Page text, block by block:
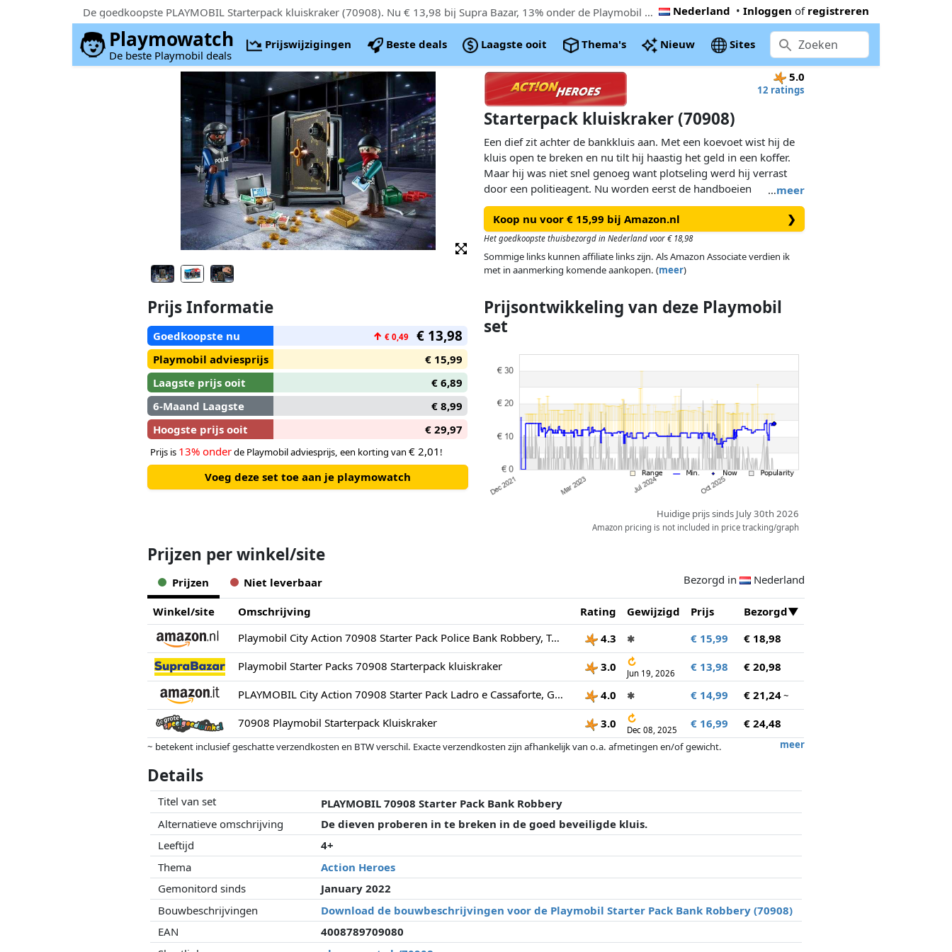
De goedkoopste PLAYMOBIL Starterpack kluiskraker (70908). Nu € 13,98 bij Supra Bazar, 13% onder de Playmobil adviesprijs Nederland • Inloggen of registreren
Playmowatch
De beste Playmobil deals
Prijswijzigingen Beste deals Laagste ooit Thema's Nieuw Sites
5.0
12 ratings
Starterpack kluiskraker (70908)
…meer
Een dief zit achter de bankkluis aan. Met een koevoet wist hij de
kluis open te breken en nu tilt hij haastig het geld in een koffer.
Maar hij was niet snel genoeg want plotseling werd hij verrast
door een politieagent. Nu worden eerst de handboeien
omgedaan en dan is het op naar het politiebureau. PLAYMOBIL
Starter Packs zijn ideaal als start of aanvulling op de vele
kleurrijke PLAYMOBIL speelwerelden. De set bevat een
politieagent en een dief, een kluis, goudstaven, een geldkist, twee
pakken dynamiet, een koevoet en vele andere extra's. De kluis
cijfercombinatie is ingesteld. De kluis is ook te gebruiken als
spaarpot.
Koop nu voor € 15,99 bij Amazon.nl ❯
Het goedkoopste thuisbezorgd in Nederland voor € 18,98
Sommige links kunnen affiliate links zijn. Als Amazon Associate verdien ik
met in aanmerking komende aankopen. (meer)
Prijs Informatie
Goedkoopste nu ↑ € 0,49 € 13,98
Playmobil adviesprijs
€ 15,99
Laagste prijs ooit
€ 6,89
6-Maand Laagste
€ 8,99
Hoogste prijs ooit
€ 29,97
Prijs is 13% onderde Playmobil adviesprijs, een korting van € 2,01 !
Voeg deze set toe aan je playmowatch
Prijsontwikkeling van deze Playmobil
set
Huidige prijs sinds July 30th 2026
Amazon pricing is not included in price tracking/graph
Prijzen per winkel/site
Prijzen Niet leverbaar Bezorgd in Nederland
Winkel/site Omschrijving Rating Gewijzigd Prijs
Bezorgd
Playmobil City Action 70908 Starter Pack Police Bank Robbery, Toy for Children Ages 4+
4.3 ✱ € 15,99
€ 18,98
Playmobil Starter Packs 70908 Starterpack kluiskraker
3.0 ↻
Jun 19, 2026 € 13,98
€ 20,98
PLAYMOBIL City Action 70908 Starter Pack Ladro e Cassaforte, Giocattoli per Bambini dai 4 Anni
4.0 ✱ € 14,99 € 21,24~
70908 Playmobil Starterpack Kluiskraker 3.0 ↻
Dec 08, 2025 € 16,99 € 24,48
meer
~ betekent inclusief geschatte verzendkosten en BTW verschil. Exacte verzendkosten zijn afhankelijk van o.a. afmetingen en/of gewicht.
geen enkele invoed op. Alleen bij gelijke prijzen kunnen historische prestaties de volgorde beïnvloeden.
Details
Titel van set
PLAYMOBIL 70908 Starter Pack Bank Robbery
Alternatieve omschrijving
De dieven proberen in te breken in de goed beveiligde kluis.
Leeftijd
4+
Thema
Action Heroes
Gemonitord sinds
January 2022
Bouwbeschrijvingen
Download de bouwbeschrijvingen voor de Playmobil Starter Pack Bank Robbery (70908)
EAN
4008789709080